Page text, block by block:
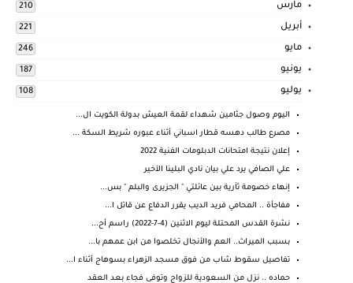
مارس 210
أبريل 221
مايو 246
يونيو 187
يوليو 108
اليوم وصول جثامين شهداء لقمة العيش بدولة الكويت ال...
مصرع طالب دهسه قطار اسباني أثناء عبوره شريط السكة ...
إعلان نتيجة امتحانات الدبلومات الفنية 2022
علي الصافي يرد علي بيان نادي البلينا الآخير
إنهاء خصومة ثآرية بين عائلتي " الجزيرى والبلم " بس...
مفاجأة .. المحامي فريد الديب يقرر الدفاع عن قاتل ا...
نشرة القدس المحتلة ليوم الاثنين (4-7-2022) راسم أح...
بسبب الميراث.. العم والأنجال تخلصوا من ابن عمهم با...
تفاصيل سقوط شاب من فوق مسجد الزهراء بسوهاج أثناء ا...
حماده .. نزل من السعودية للزواج وتوفى فجاء بعد العقد